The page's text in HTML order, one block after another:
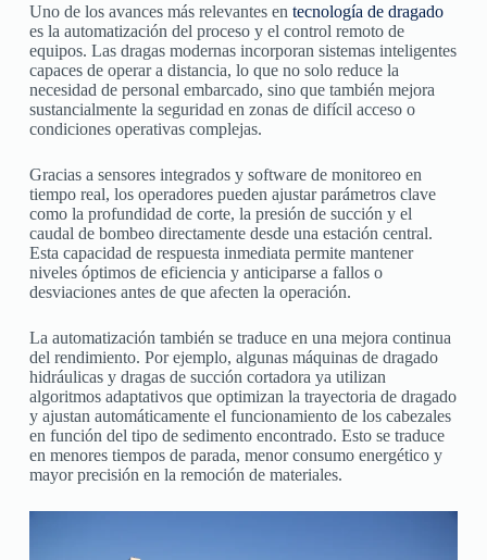
Uno de los avances más relevantes en tecnología de dragado
es la automatización del proceso y el control remoto de
equipos. Las dragas modernas incorporan sistemas inteligentes
capaces de operar a distancia, lo que no solo reduce la
necesidad de personal embarcado, sino que también mejora
sustancialmente la seguridad en zonas de difícil acceso o
condiciones operativas complejas.
Gracias a sensores integrados y software de monitoreo en
tiempo real, los operadores pueden ajustar parámetros clave
como la profundidad de corte, la presión de succión y el
caudal de bombeo directamente desde una estación central.
Esta capacidad de respuesta inmediata permite mantener
niveles óptimos de eficiencia y anticiparse a fallos o
desviaciones antes de que afecten la operación.
La automatización también se traduce en una mejora continua
del rendimiento. Por ejemplo, algunas máquinas de dragado
hidráulicas y dragas de succión cortadora ya utilizan
algoritmos adaptativos que optimizan la trayectoria de dragado
y ajustan automáticamente el funcionamiento de los cabezales
en función del tipo de sedimento encontrado. Esto se traduce
en menores tiempos de parada, menor consumo energético y
mayor precisión en la remoción de materiales.